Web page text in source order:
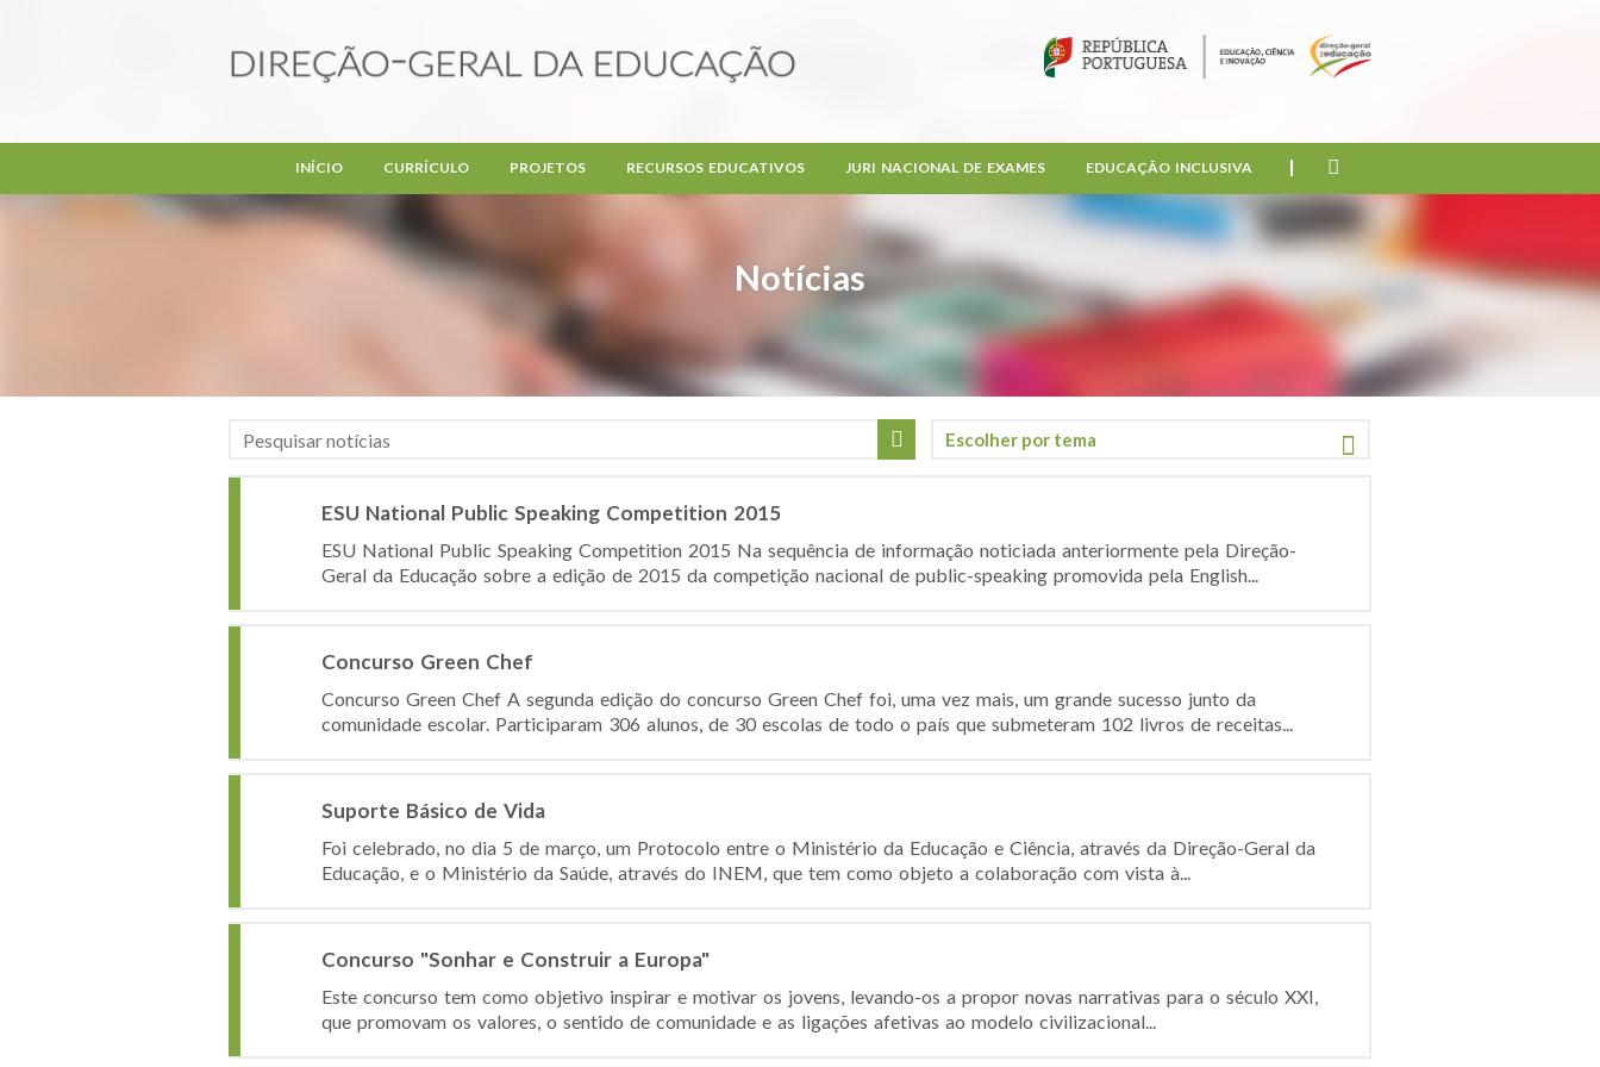
Notícias
INÍCIO CURRÍCULO PROJETOS RECURSOS EDUCATIVOS JURI NACIONAL DE EXAMES EDUCAÇÃO INCLUSIVA
ESU National Public Speaking Competition 2015
ESU National Public Speaking Competition 2015 Na sequência de informação noticiada anteriormente pela Direção-
Geral da Educação sobre a edição de 2015 da competição nacional de public-speaking promovida pela English...
Concurso Green Chef
Concurso Green Chef A segunda edição do concurso Green Chef foi, uma vez mais, um grande sucesso junto da
comunidade escolar. Participaram 306 alunos, de 30 escolas de todo o país que submeteram 102 livros de receitas...
Suporte Básico de Vida
Foi celebrado, no dia 5 de março, um Protocolo entre o Ministério da Educação e Ciência, através da Direção-Geral da
Educação, e o Ministério da Saúde, através do INEM, que tem como objeto a colaboração com vista à...
Concurso "Sonhar e Construir a Europa"
Este concurso tem como objetivo inspirar e motivar os jovens, levando-os a propor novas narrativas para o século XXI,
que promovam os valores, o sentido de comunidade e as ligações afetivas ao modelo civilizacional...